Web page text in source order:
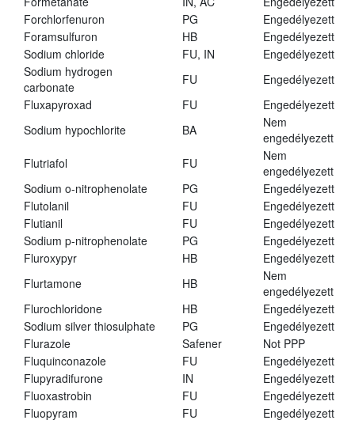
Forchlorfenuron
PG
Engedélyezett
Foramsulfuron
HB
Engedélyezett
Sodium chloride
FU, IN
Engedélyezett
Sodium hydrogen
carbonate
FU
Engedélyezett
Fluxapyroxad
FU
Engedélyezett
Sodium hypochlorite
BA
Nem
engedélyezett
Flutriafol
FU
Nem
engedélyezett
Sodium o-nitrophenolate
PG
Engedélyezett
Flutolanil
FU
Engedélyezett
Flutianil
FU
Engedélyezett
Sodium p-nitrophenolate
PG
Engedélyezett
Fluroxypyr
HB
Engedélyezett
Flurtamone
HB
Nem
engedélyezett
Flurochloridone
HB
Engedélyezett
Sodium silver thiosulphate
PG
Engedélyezett
Flurazole
Safener
Not PPP
Fluquinconazole
FU
Engedélyezett
Flupyradifurone
IN
Engedélyezett
Fluoxastrobin
FU
Engedélyezett
Fluopyram
FU
Engedélyezett